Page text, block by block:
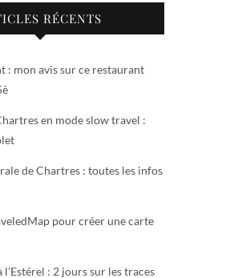
RÉCENTS
: mon avis sur ce restaurant
en mode slow travel :
de Chartres : toutes les infos
pour créer une carte
l’Estérel : 2 jours sur les traces